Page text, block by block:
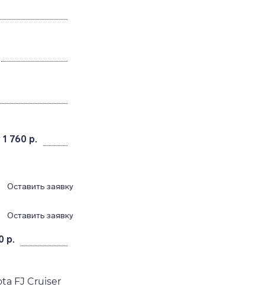
1 760 р.
Оставить заявку
Оставить заявку
р.
FJ Cruiser